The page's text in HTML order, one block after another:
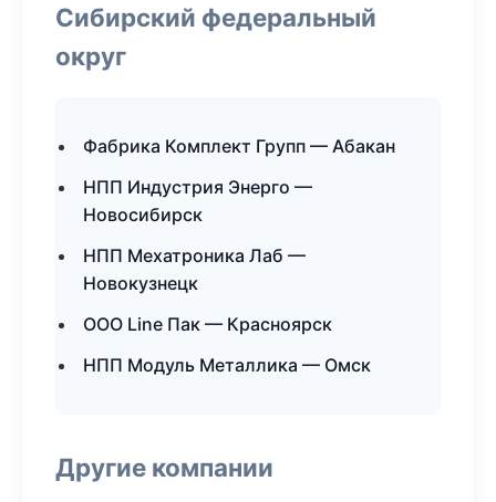
Сибирский федеральный
округ
Фабрика Комплект Групп — Абакан
НПП Индустрия Энерго —
Новосибирск
НПП Мехатроника Лаб —
Новокузнецк
ООО Line Пак — Красноярск
НПП Модуль Металлика — Омск
Другие компании